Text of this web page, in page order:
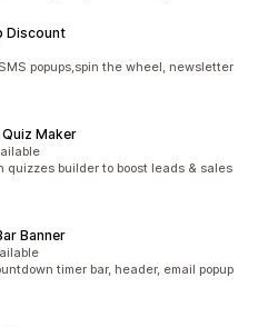
Discount
popups,spin the wheel, newsletter
Maker
quizzes builder to boost leads & sales
Banner
timer bar, header, email popup